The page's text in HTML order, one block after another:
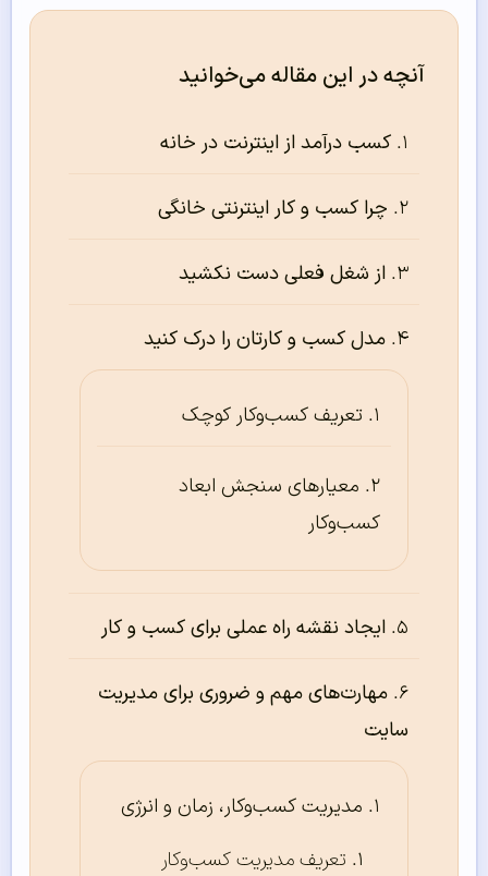
آنچه در این مقاله می‌خوانید
کسب درآمد از اینترنت در خانه
چرا کسب و کار اینترنتی خانگی
از شغل فعلی دست نکشید
مدل کسب و کارتان را درک کنید
تعریف کسب‌وکار کوچک
معیارهای سنجش ابعاد
کسب‌وکار
ایجاد نقشه راه عملی برای کسب و کار
مهارت‌های مهم و ضروری برای مدیریت
سایت
مدیریت کسب‌وکار، زمان و انرژی
تعریف مدیریت کسب‌وکار